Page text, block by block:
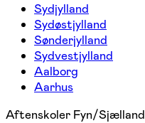
Sydjylland
Sydøstjylland
Sønderjylland
Sydvestjylland
Aalborg
Aarhus
Aftenskoler Fyn/Sjælland